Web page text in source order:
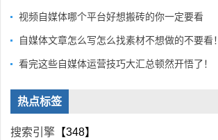
视频自媒体哪个平台好想搬砖的你一定要看
自媒体文章怎么写怎么找素材不想做的不要看！
看完这些自媒体运营技巧大汇总顿然开悟了！
热点标签
搜索引擎 【348】